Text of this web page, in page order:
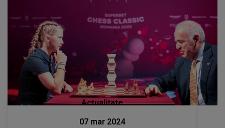
Actualitate
07 mar 2024